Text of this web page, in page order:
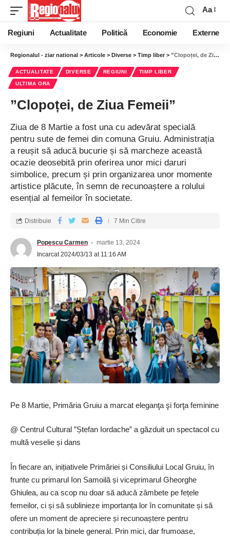
Aa
Regiuni Actualitate Politică Economie Externe
Regionalul - ziar national > Articole > Diverse > Timp liber > ”Clopoței, de Ziua Femeii”
ACTUALITATE DIVERSE REGIUNI TIMP LIBER
ULTIMA ORA
”Clopoței, de Ziua Femeii”
Ziua de 8 Martie a fost una cu adevărat specială
pentru sute de femei din comuna Gruiu. Administrația
a reușit să aducă bucurie și să marcheze această
ocazie deosebită prin oferirea unor mici daruri
simbolice, precum și prin organizarea unor momente
artistice plăcute, în semn de recunoaștere a rolului
esențial al femeilor în societate.
Popescu Carmen
martie 13, 2024
Incarcat 2024/03/13 at 11:16 AM
Distribuie 7 Min Citire
Pe 8 Martie, Primăria Gruiu a marcat eleganţa şi forţa feminine
@ Centrul Cultural ”Ștefan Iordache” a găzduit un spectacol cu
multă veselie și dans
În fiecare an, iniția­tivele Primăriei și Consiliului Local Gruiu, în
frunte cu primarul Ion Samoilă și viceprimarul Gheorghe
Ghiulea, au ca scop nu doar să aducă zâmbete pe fețele
femeilor, ci și să sublinieze importanța lor în comunitate și să
ofere un moment de apreciere și recunoaștere pentru
contribuția lor la binele general. Prin mici, dar frumoase,